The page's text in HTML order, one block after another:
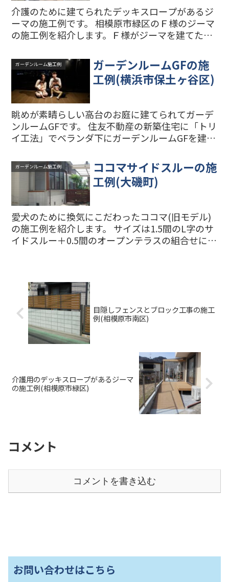
介護のために建てられたデッキスロープがあるジ
ーマの施工例です。 相模原市緑区のＦ様のジーマ
の施工例を紹介します。Ｆ様がジーマを建てた目
できる前は、玄関から車いすの出入りをしていま
した。ジーマとウッ...
ガーデンルーム施工例
ガーデンルームGFの施
工例(横浜市保土ヶ谷区)
眺めが素晴らしい高台のお庭に建てられてガーデ
ンルームGFです。 住友不動産の新築住宅に「トリ
イ工法」でベランダ下にガーデンルームGFを建て
よく気持ちのいい空間になりました。 「トリイ工
法」をベラ...
ガーデンルーム施工例
ココマサイドスルーの施
工例(大磯町)
愛犬のために換気にこだわったココマ(旧モデル)
の施工例を紹介します。 サイズは1.5間のL字のサ
イドスルー＋0.5間のオープンテラスの組合せにな
目隠しフェンスとブロック工事の施工
例(相模原市南区)
介護用のデッキスロープがあるジーマ
の施工例(相模原市緑区)
コメント
コメントを書き込む
お問い合わせはこちら